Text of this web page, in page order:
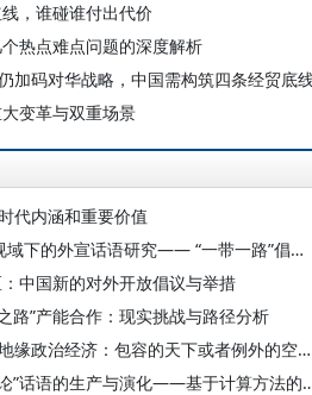
，谁碰谁付出代价
热点难点问题的深度解析
加码对华战略，中国需构筑四条经贸底
变革与双重场景
代内涵和重要价值
吴格奇 潘春雷：新闻价值视域下的外宣话语研究—— “一带一路”倡议十周年报道分析
中国新的对外开放倡议与举措
路”产能合作：现实挑战与路径分析
徐进钰：中国“一带一路”的地缘政治经济：包容的天下或者例外的空间？
宣长春 李嘉鑫：“债务陷阱论